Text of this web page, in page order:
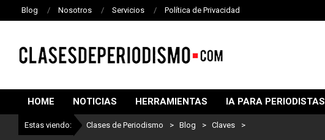
Blog Nosotros Servicios Política de Privacidad
DE
PERIODISMO
HOME NOTICIAS HERRAMIENTAS IA PARA PERIODISTAS
Estas viendo: Clases de Periodismo > Blog > Claves >
Lo